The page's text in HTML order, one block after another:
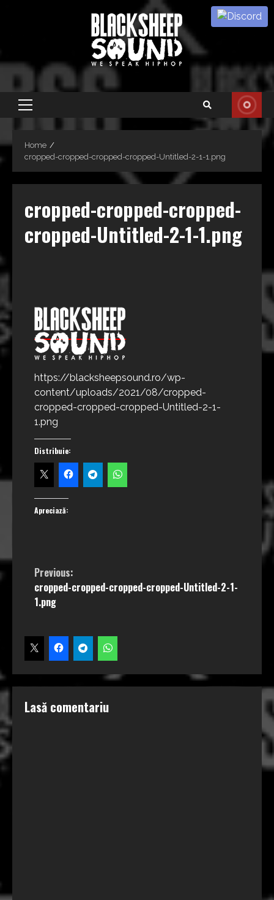
Primary
Home
cropped-cropped-cropped-cropped-Untitled-2-1-1.png
cropped-cropped-cropped-
cropped-Untitled-2-1-1.png
https://blacksheepsound.ro/wp-
content/uploads/2021/08/cropped-
cropped-cropped-cropped-Untitled-2-1-
1.png
Distribuie:
Apreciază:
Continue
Reading
Previous:
cropped-cropped-cropped-cropped-Untitled-2-1-
1.png
Lasă comentariu